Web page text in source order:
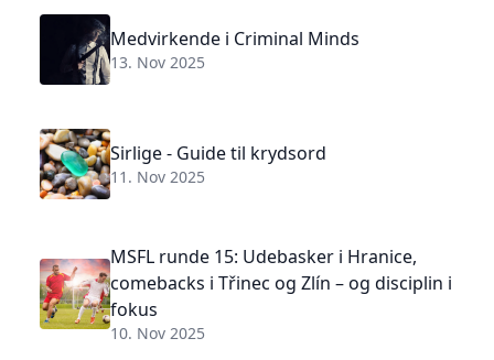
Medvirkende i Criminal Minds
13. Nov 2025
Sirlige - Guide til krydsord
11. Nov 2025
MSFL runde 15: Udebasker i Hranice,
comebacks i Třinec og Zlín – og disciplin i
fokus
10. Nov 2025